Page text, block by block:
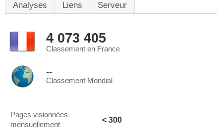
Analyses Liens Serveur
4 073 405
Classement en France
--
Classement Mondial
Pages visionnées
mensuellement
< 300